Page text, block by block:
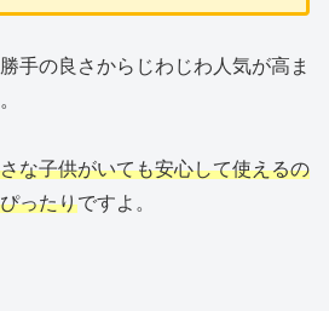
手の良さからじわじわ人気が高ま
な子供がいても安心して使えるの
ったりですよ。